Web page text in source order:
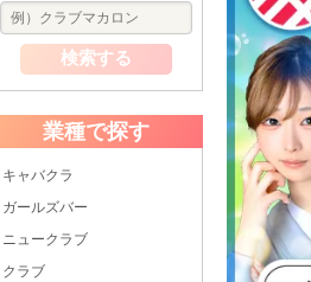
検索する
業種で探す
キャバクラ
ガールズバー
ニュークラブ
クラブ